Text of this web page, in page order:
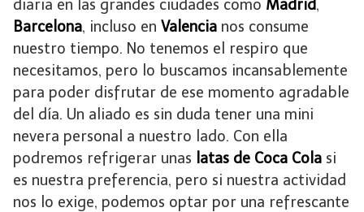
diaria en las grandes ciudades como Madrid,
Barcelona, incluso en Valencia nos consume
nuestro tiempo. No tenemos el respiro que
necesitamos, pero lo buscamos incansablemente
para poder disfrutar de ese momento agradable
del día. Un aliado es sin duda tener una mini
nevera personal a nuestro lado. Con ella
podremos refrigerar unas latas de Coca Cola si
es nuestra preferencia, pero si nuestra actividad
nos lo exige, podemos optar por una refrescante